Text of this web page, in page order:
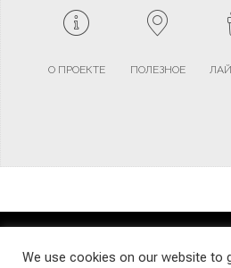
О ПРОЕКТЕ ПОЛЕЗНОЕ
TERMS AND CONDITIONS
We use cookies on our website to